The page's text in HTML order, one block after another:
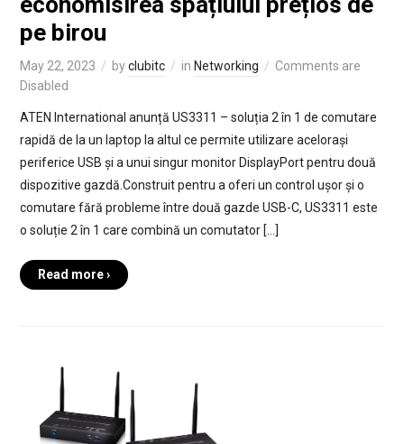
pe birou
May 22, 2023 byclubitc in Networking
Comments are
Disabled
ATEN International anunță US3311 – soluția 2 în 1 de comutare
rapidă de la un laptop la altul ce permite utilizare acelorași
periferice USB și a unui singur monitor DisplayPort pentru două
dispozitive gazdă.Construit pentru a oferi un control ușor și o
comutare fără probleme între două gazde USB-C, US3311 este
o soluție 2 în 1 care combină un comutator […]
Read more ›